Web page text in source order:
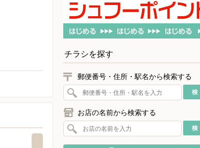
チラシを探す
郵便番号・住所・駅名から検索する
お店の名前から検索する